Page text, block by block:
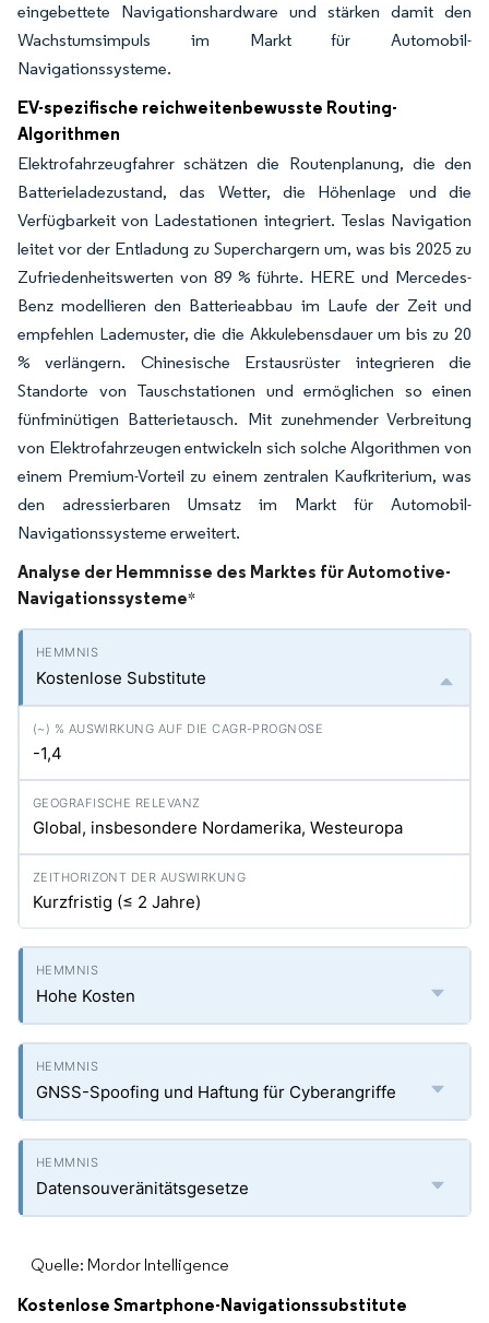
eingebettete Navigationshardware und stärken damit den
Wachstumsimpuls im Markt für Automobil-
Navigationssysteme.
EV-spezifische reichweitenbewusste Routing-
Algorithmen
Elektrofahrzeugfahrer schätzen die Routenplanung, die den
Batterieladezustand, das Wetter, die Höhenlage und die
Verfügbarkeit von Ladestationen integriert. Teslas Navigation
leitet vor der Entladung zu Superchargern um, was bis 2025 zu
Zufriedenheitswerten von 89 % führte. HERE und Mercedes-
Benz modellieren den Batterieabbau im Laufe der Zeit und
empfehlen Lademuster, die die Akkulebensdauer um bis zu 20
% verlängern. Chinesische Erstausrüster integrieren die
Standorte von Tauschstationen und ermöglichen so einen
fünfminütigen Batterietausch. Mit zunehmender Verbreitung
von Elektrofahrzeugen entwickeln sich solche Algorithmen von
einem Premium-Vorteil zu einem zentralen Kaufkriterium, was
den adressierbaren Umsatz im Markt für Automobil-
Navigationssysteme erweitert.
Analyse der Hemmnisse des Marktes für Automotive-
Navigationssysteme*
Kostenlose Substitute
-1,4
Global, insbesondere Nordamerika, Westeuropa
Kurzfristig (≤ 2 Jahre)
Hohe Kosten
GNSS-Spoofing und Haftung für Cyberangriffe
Datensouveränitätsgesetze
Quelle: Mordor Intelligence
Kostenlose Smartphone-Navigationssubstitute